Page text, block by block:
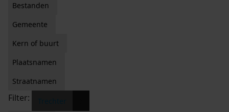
Bestanden
Gemeente
Kern of buurt
Plaatsnamen
Straatnamen
Filter: